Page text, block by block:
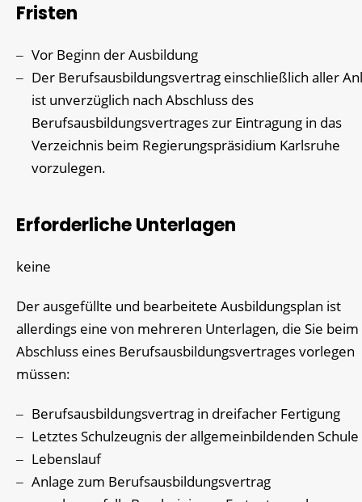
Fristen
Vor Beginn der Ausbildung
Der Berufsausbildungsvertrag einschließlich aller
ist unverzüglich nach Abschluss des
Berufsausbildungsvertrages zur Eintragung in das
Verzeichnis beim Regierungspräsidium Karlsruhe
vorzulegen.
Erforderliche Unterlagen
keine
Der ausgefüllte und bearbeitete Ausbildungsplan ist
allerdings eine von mehreren Unterlagen, die Sie beim
Abschluss eines Berufsausbildungsvertrages vorlegen
müssen:
Berufsausbildungsvertrag in dreifacher Fertigung
Letztes Schulzeugnis der allgemeinbildenden Schule
Lebenslauf
Anlage zum Berufsausbildungsvertrag